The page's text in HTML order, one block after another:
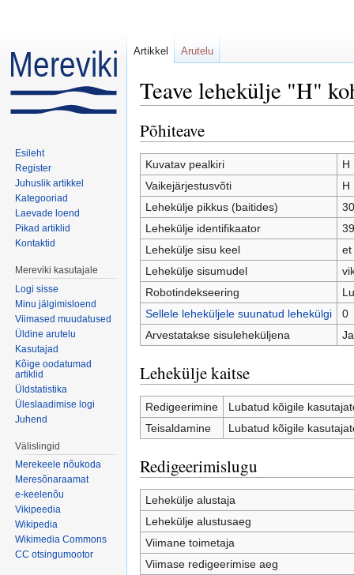
Teave lehekülje "H"
Põhiteave
Kuvatav pealkiri
H
Vaikejärjestusvõti
H
Lehekülje pikkus (baitides)
Lehekülje identifikaator
Lehekülje sisu keel
et
Lehekülje sisumudel
Robotindekseering
Sellele leheküljele suunatud lehekülgi
0
Arvestatakse sisuleheküljena
Lehekülje kaitse
Redigeerimine
Lubatud kõigile
Teisaldamine
Lubatud kõigile
Redigeerimislugu
Lehekülje alustaja
Lehekülje alustusaeg
Viimane toimetaja
Viimase redigeerimise aeg
Artikkel Arutelu
Esileht
Register
Juhuslik artikkel
Kategooriad
Laevade loend
Pikad artiklid
Kontaktid
Mereviki kasutajale
Logi sisse
Minu jälgimisloend
Viimased muudatused
Üldine arutelu
Kasutajad
Kõige oodatumad
artiklid
Üldstatistika
Üleslaadimise logi
Juhend
Välislingid
Merekeele nõukoda
Meresõnaraamat
e-keelenõu
Vikipeedia
Wikipedia
Wikimedia Commons
CC otsingumootor